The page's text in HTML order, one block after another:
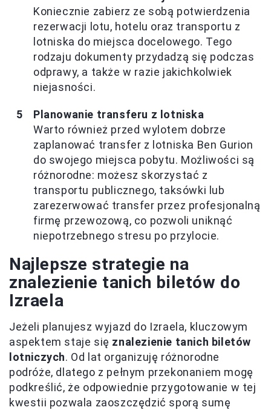
Koniecznie zabierz ze sobą potwierdzenia
rezerwacji lotu, hotelu oraz transportu z
lotniska do miejsca docelowego. Tego
rodzaju dokumenty przydadzą się podczas
odprawy, a także w razie jakichkolwiek
niejasności.
Planowanie transferu z lotniska
Warto również przed wylotem dobrze
zaplanować transfer z lotniska Ben Gurion
do swojego miejsca pobytu. Możliwości są
różnorodne: możesz skorzystać z
transportu publicznego, taksówki lub
zarezerwować transfer przez profesjonalną
firmę przewozową, co pozwoli uniknąć
niepotrzebnego stresu po przylocie.
Najlepsze strategie na
znalezienie tanich biletów do
Izraela
Jeżeli planujesz wyjazd do Izraela, kluczowym
aspektem staje się znalezienie tanich biletów
lotniczych. Od lat organizuję różnorodne
podróże, dlatego z pełnym przekonaniem mogę
podkreślić, że odpowiednie przygotowanie w tej
kwestii pozwala zaoszczędzić sporą sumę